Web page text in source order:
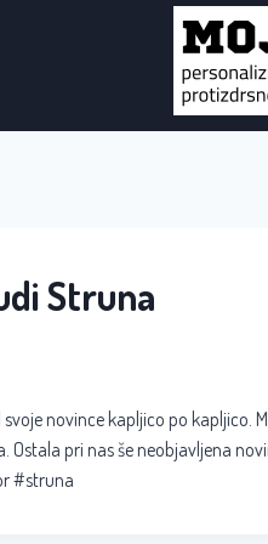
Struna
novince kapljico po kapljico.
Ostala pri nas še neobjavljena
#struna